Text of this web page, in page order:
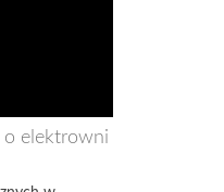
o elektrowni